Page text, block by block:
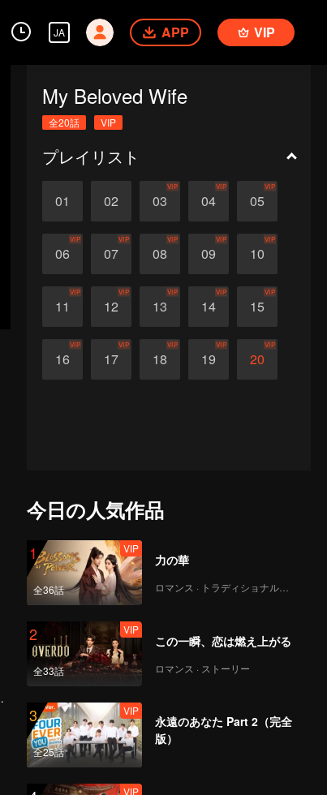
JA APP VIP
My Beloved Wife
全20話 VIP
プレイリスト
01 02 03
VIP
04
VIP
05
VIP
06
VIP
07
VIP
08
VIP
09
VIP
10
VIP
11
VIP
12
VIP
13
VIP
14
VIP
15
VIP
16
VIP
17
VIP
18
VIP
19
VIP
20
VIP
今日の人気作品
1
全36話
VIP
力の華
ロマンス · トラディショナル・コスチューム
2
全33話
VIP
この一瞬、恋は燃え上がる
ロマンス · ストーリー
3
全25話
VIP
永遠のあなた Part 2（完全
版）
VIP